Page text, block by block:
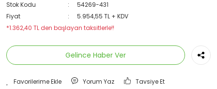
Stok Kodu
54269-431
Fiyat
5.954,55 TL + KDV
*1.362,40 TL den başlayan taksitlerle!!
Gelince Haber Ver
Yorum Yaz Tavsiye Et